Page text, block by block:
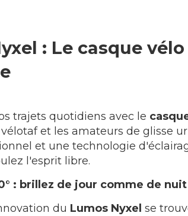
: Le casque
trajets quotidiens avec le
et les amateurs de glisse
et une technologie
l'esprit libre.
: brillez de jour comme de nuit
du Lumos Nyxel se